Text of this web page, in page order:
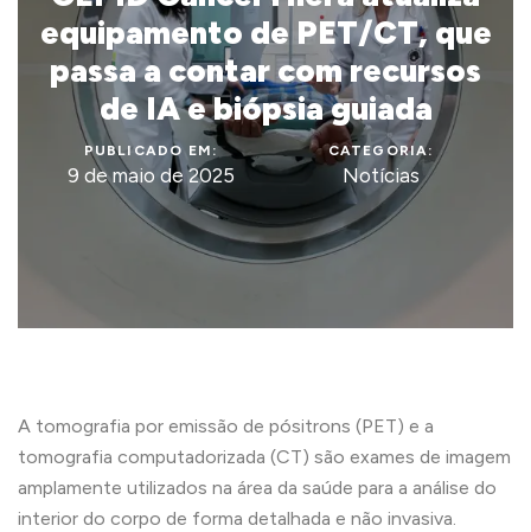
equipamento de PET/CT, que
passa a contar com recursos
de IA e biópsia guiada
PUBLICADO EM:
9 de maio de 2025
CATEGORIA:
Notícias
A tomografia por emissão de pósitrons (PET) e a
tomografia computadorizada (CT) são exames de imagem
amplamente utilizados na área da saúde para a análise do
interior do corpo de forma detalhada e não invasiva.